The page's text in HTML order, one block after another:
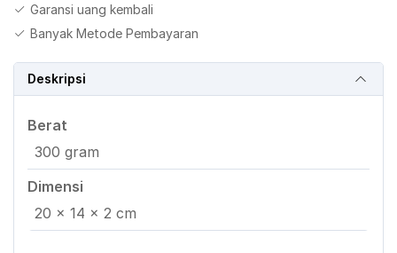
Garansi uang kembali
Banyak Metode Pembayaran
Deskripsi
Berat
300 gram
Dimensi
20 × 14 × 2 cm